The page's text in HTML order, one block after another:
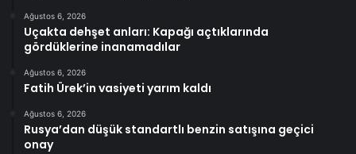
Ağustos 6, 2026
Uçakta dehşet anları: Kapağı açtıklarında
gördüklerine inanamadılar
Ağustos 6, 2026
Fatih Ürek’in vasiyeti yarım kaldı
Ağustos 6, 2026
Rusya’dan düşük standartlı benzin satışına geçici
onay